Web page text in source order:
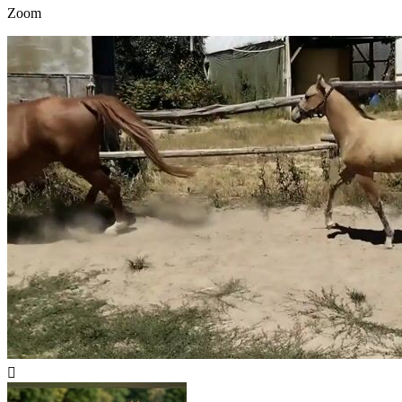
Zoom
